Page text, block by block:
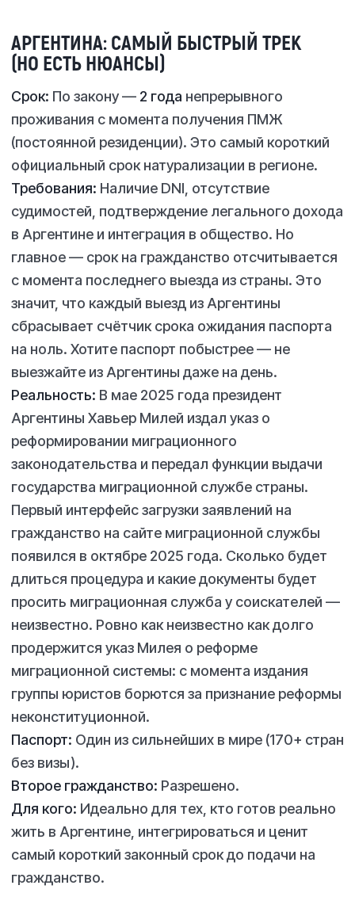
АРГЕНТИНА: САМЫЙ БЫСТРЫЙ ТРЕК
(НО ЕСТЬ НЮАНСЫ)
Срок: По закону — 2 года непрерывного
проживания с момента получения ПМЖ
(постоянной резиденции). Это самый короткий
официальный срок натурализации в регионе.
Требования: Наличие DNI, отсутствие
судимостей, подтверждение легального дохода
в Аргентине и интеграция в общество. Но
главное — срок на гражданство отсчитывается
с момента последнего выезда из страны. Это
значит, что каждый выезд из Аргентины
сбрасывает счётчик срока ожидания паспорта
на ноль. Хотите паспорт побыстрее — не
выезжайте из Аргентины даже на день.
Реальность: В мае 2025 года президент
Аргентины Хавьер Милей издал указ о
реформировании миграционного
законодательства и передал функции выдачи
государства миграционной службе страны.
Первый интерфейс загрузки заявлений на
гражданство на сайте миграционной службы
появился в октябре 2025 года. Сколько будет
длиться процедура и какие документы будет
просить миграционная служба у соискателей —
неизвестно. Ровно как неизвестно как долго
продержится указ Милея о реформе
миграционной системы: с момента издания
группы юристов борются за признание реформы
неконституционной.
Паспорт: Один из сильнейших в мире (170+ стран
без визы).
Второе гражданство: Разрешено.
Для кого: Идеально для тех, кто готов реально
жить в Аргентине, интегрироваться и ценит
самый короткий законный срок до подачи на
гражданство.